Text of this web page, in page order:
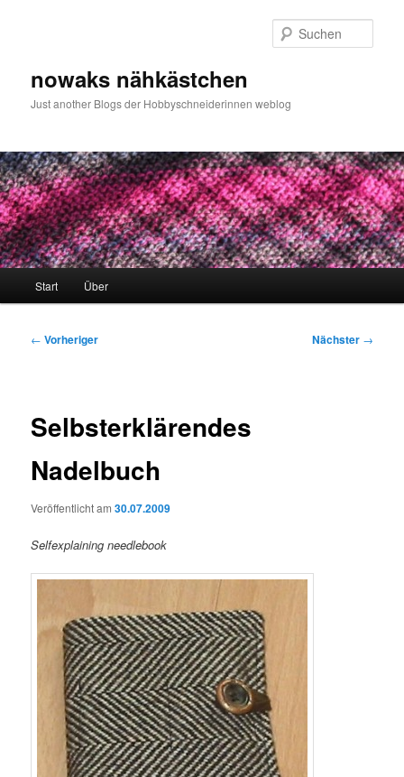
nowaks nähkästchen
Just another Blogs der Hobbyschneiderinnen weblog
Start Über
Beitragsnavigation
← Vorheriger Nächster →
Selbsterklärendes
Nadelbuch
Veröffentlicht am30.07.2009
Selfexplaining needlebook